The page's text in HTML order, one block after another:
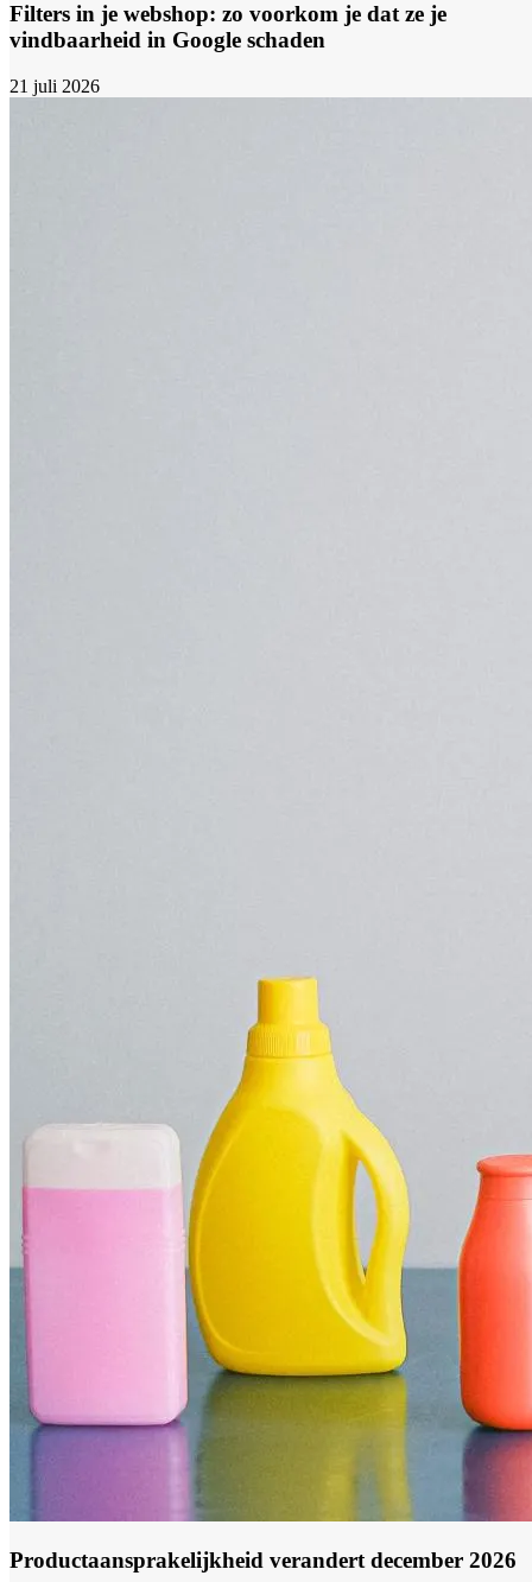
Filters in je webshop: zo voorkom je dat ze je
vindbaarheid in Google schaden
21 juli 2026
Productaansprakelijkheid verandert december 2026